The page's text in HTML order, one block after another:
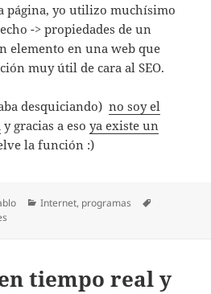
página, yo utilizo muchísimo
-> propiedades de un
elemento en una web que
muy útil de cara al SEO.
desquiciando)no soy el
y gracias a esoya existe un
la función :)
Categorías
Internet, programas
tiempo real y